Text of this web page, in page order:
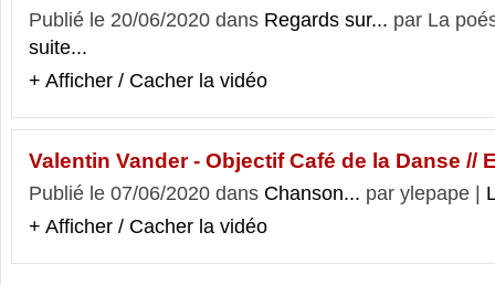
Publié le 20/06/2020 dans Regards sur... par La
suite...
+ Afficher / Cacher la vidéo
Valentin Vander - Objectif Café de la Danse //
Publié le 07/06/2020 dans Chanson... par ylepape |
+ Afficher / Cacher la vidéo